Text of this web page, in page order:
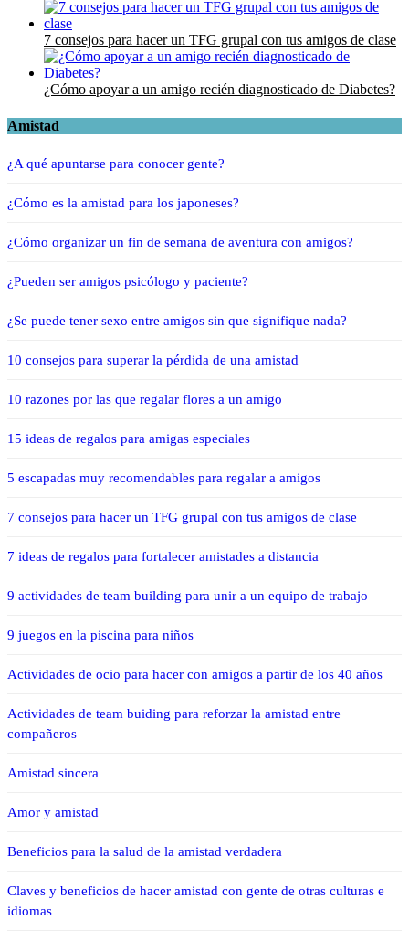
7 consejos para hacer un TFG grupal con tus amigos de clase
¿Cómo apoyar a un amigo recién diagnosticado de Diabetes?
Amistad
¿A qué apuntarse para conocer gente?
¿Cómo es la amistad para los japoneses?
¿Cómo organizar un fin de semana de aventura con amigos?
¿Pueden ser amigos psicólogo y paciente?
¿Se puede tener sexo entre amigos sin que signifique nada?
10 consejos para superar la pérdida de una amistad
10 razones por las que regalar flores a un amigo
15 ideas de regalos para amigas especiales
5 escapadas muy recomendables para regalar a amigos
7 consejos para hacer un TFG grupal con tus amigos de clase
7 ideas de regalos para fortalecer amistades a distancia
9 actividades de team building para unir a un equipo de trabajo
9 juegos en la piscina para niños
Actividades de ocio para hacer con amigos a partir de los 40 años
Actividades de team buiding para reforzar la amistad entre
compañeros
Amistad sincera
Amor y amistad
Beneficios para la salud de la amistad verdadera
Claves y beneficios de hacer amistad con gente de otras culturas e
idiomas